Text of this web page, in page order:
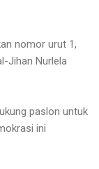
nomor urut 1,
Jihan Nurlela
paslon untuk
ini